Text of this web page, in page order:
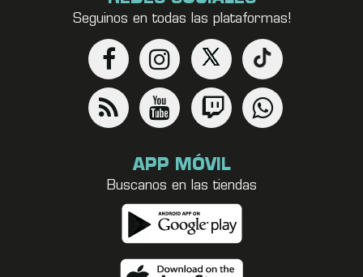
Seguinos en todas las plataformas!
APP MÓVIL
Buscanos en las tiendas